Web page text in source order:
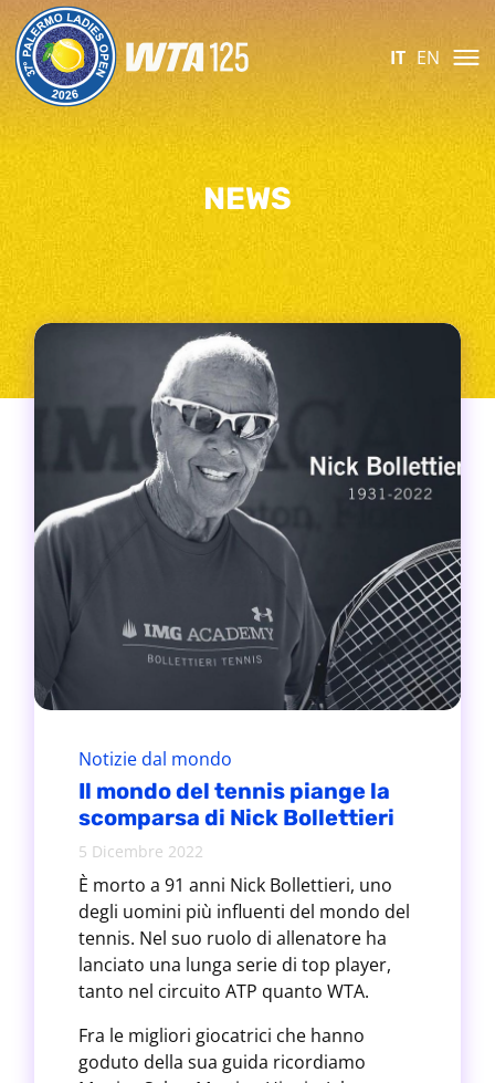
IT EN
NEWS
Notizie dal mondo
Il mondo del tennis piange la
scomparsa di Nick Bollettieri
5 Dicembre 2022
È morto a 91 anni Nick Bollettieri, uno
degli uomini più influenti del mondo del
tennis. Nel suo ruolo di allenatore ha
lanciato una lunga serie di top player,
tanto nel circuito ATP quanto WTA.
Fra le migliori giocatrici che hanno
goduto della sua guida ricordiamo